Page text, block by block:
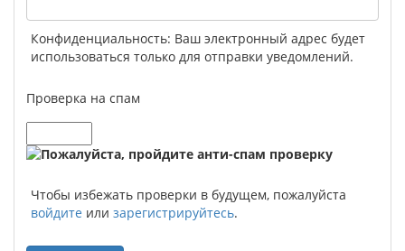
Конфиденциальность: Ваш электронный адрес будет
использоваться только для отправки уведомлений.
Проверка на спам
Чтобы избежать проверки в будущем, пожалуйста
войдите или зарегистрируйтесь.